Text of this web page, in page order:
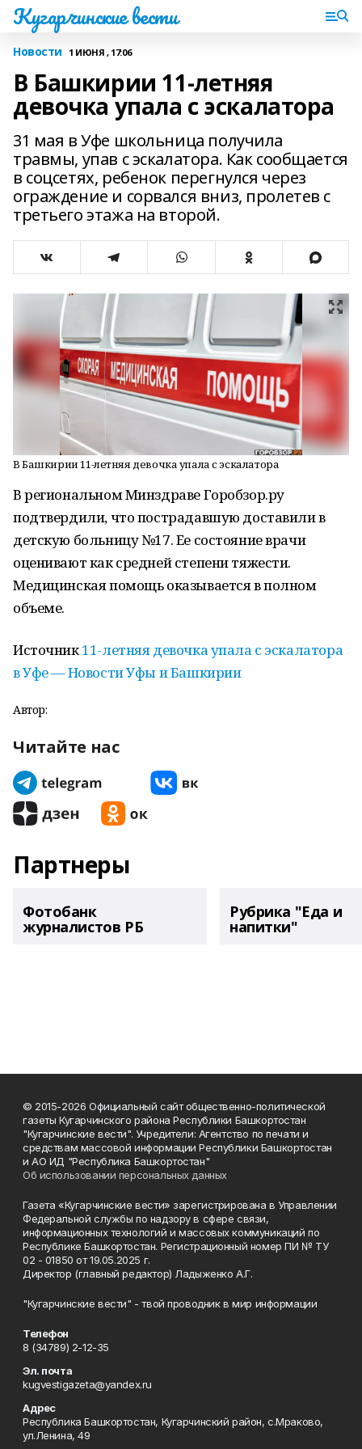
Кугарчинские вести
Новости 1 ИЮНЯ , 17:06
В Башкирии 11-летняя
девочка упала с эскалатора
31 мая в Уфе школьница получила
травмы, упав с эскалатора. Как сообщается
в соцсетях, ребенок перегнулся через
ограждение и сорвался вниз, пролетев с
третьего этажа на второй.
В Башкирии 11-летняя девочка упала с эскалатора
В региональном Минздраве Горобзор.ру
подтвердили, что пострадавшую доставили в
детскую больницу №17. Ее состояние врачи
оценивают как средней степени тяжести.
Медицинская помощь оказывается в полном
объеме.
Источник11-летняя девочка упала с эскалатора
в Уфе — Новости Уфы и Башкирии
Автор:
Читайте нас
Партнеры
Фотобанк
журналистов РБ
Рубрика "Еда и
напитки"
© 2015-2026 Официальный сайт общественно-политической
газеты Кугарчинского района Республики Башкортостан
"Кугарчинские вести". Учредители: Агентство по печати и
средствам массовой информации Республики Башкортостан
и АО ИД "Республика Башкортостан"
Об использовании персональных данных
Газета «Кугарчинские вести» зарегистрирована в Управлении
Федеральной службы по надзору в сфере связи,
информационных технологий и массовых коммуникаций по
Республике Башкортостан. Регистрационный номер ПИ № ТУ
02 - 01850 от 19.05.2025 г.
Директор (главный редактор) Ладыженко А.Г.
"Кугарчинские вести" - твой проводник в мир информации
Телефон
8 (34789) 2-12-35
Эл. почта
kugvestigazeta@yandex.ru
Адрес
Республика Башкортостан, Кугарчинский район, с.Мраково,
ул.Ленина, 49